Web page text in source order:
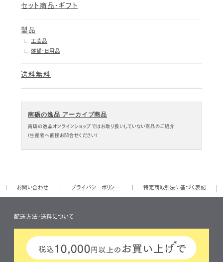
セット商品・ギフト
製品
工芸品
雑貨・日用品
送料無料
南砺の逸品 アーカイブ商品
南砺の逸品オンラインショップではお取り扱いしていない商品のご紹介
(生産者へ直接お問合せください)
お問い合わせ プライバシーポリシー 特定商取引法に基づく表記
配送方法・送料について